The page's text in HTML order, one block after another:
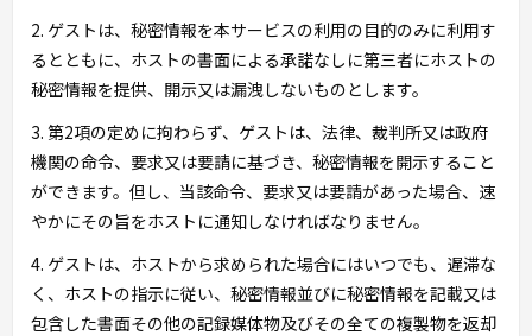
2. ゲストは、秘密情報を本サービスの利用の目的のみに利用す
るとともに、ホストの書面による承諾なしに第三者にホストの
秘密情報を提供、開示又は漏洩しないものとします。
3. 第2項の定めに拘わらず、ゲストは、法律、裁判所又は政府
機関の命令、要求又は要請に基づき、秘密情報を開示すること
ができます。但し、当該命令、要求又は要請があった場合、速
やかにその旨をホストに通知しなければなりません。
4. ゲストは、ホストから求められた場合にはいつでも、遅滞な
く、ホストの指示に従い、秘密情報並びに秘密情報を記載又は
包含した書面その他の記録媒体物及びその全ての複製物を返却